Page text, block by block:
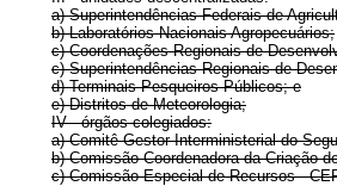
a) Superintendências Federais de
b) Laboratórios Nacionais Agropecuários;
c) Coordenações Regionais de
c) Superintendências Regionais de
d) Terminais Pesqueiros Públicos; e
e) Distritos de Meteorologia;
IV - órgãos colegiados:
a) Comitê Gestor Interministerial do
b) Comissão Coordenadora da Criação
c) Comissão Especial de Recursos -